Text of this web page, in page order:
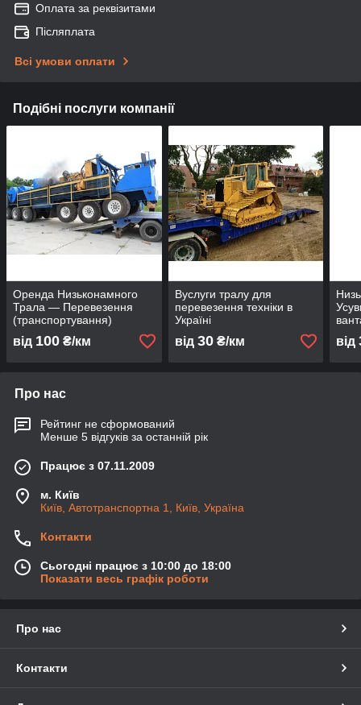
Оплата за реквізитами
Післяплата
Всі умови оплати
Подібні послуги компанії
Оренда Низьконамного
Трала — Перевезення
(транспортування)
від 100 ₴/км
Вуслуги тралу для
перевезення техніки в
Україні
від 30₴/км від
Про нас
Рейтинг не сформований
Менше 5 відгуків за останній рік
Працює з 07.11.2009
м. Київ
Київ, Автотранспортна 1, Київ, Україна
Контакти
Сьогодні працює з 10:00 до 18:00
Показати весь графік роботи
Про нас
Контакти